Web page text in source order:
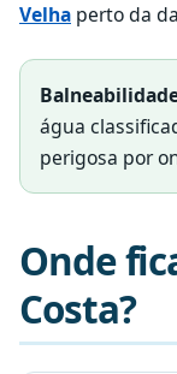
Velha perto da
água
perigosa por
Onde
Costa?